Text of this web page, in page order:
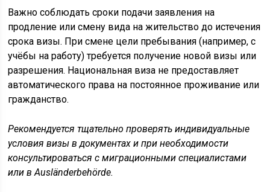
Важно соблюдать сроки подачи заявления на
продление или смену вида на жительство до истечения
срока визы. При смене цели пребывания (например, с
учёбы на работу) требуется получение новой визы или
разрешения. Национальная виза не предоставляет
автоматического права на постоянное проживание или
гражданство.
Рекомендуется тщательно проверять индивидуальные
условия визы в документах и при необходимости
консультироваться с миграционными специалистами
или в Ausländerbehörde.